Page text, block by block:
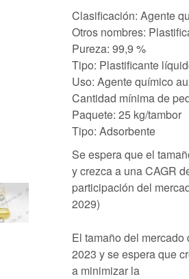
Clasificación: Agente
Otros nombres:
Pureza: 99,9 %
Tipo: Plastificante
Uso: Agente químico
Cantidad mínima de
Paquete: 25 kg/tambor
Tipo: Adsorbente
Se espera que el
y crezca a una CAGR
participación del
2029)
El tamaño del
2023 y se espera que
a minimizar la